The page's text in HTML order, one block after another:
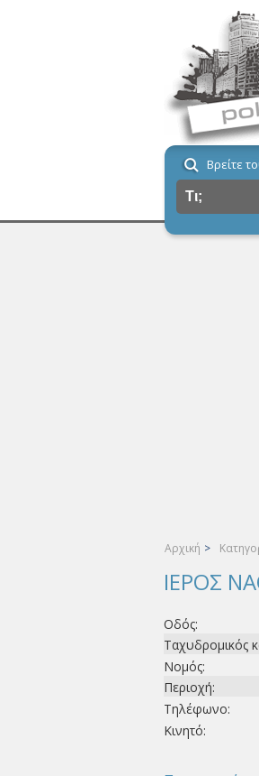
Βρείτε
Αρχική >
ΙΕΡΟΣ
Οδός:
Ταχυδρομικός
Νομός:
Περιοχή:
Τηλέφωνο:
Κινητό: